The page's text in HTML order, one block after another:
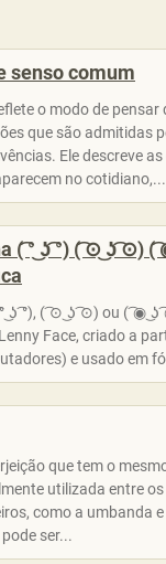
senso comum
o modo de pensar
que são admitidas
Ele descreve
no cotidiano,...
( ͡° ͜ʖ ͡°) ( ͡⊙ ͜ʖ ͡⊙)
͜ʖ ͡°), ( ͡⊙ ͜ʖ ͡⊙) ou ( ͡◉ ͜ʖ
Face, criado a
e usado em
que tem o
utilizada entre
como a umbanda
ser...